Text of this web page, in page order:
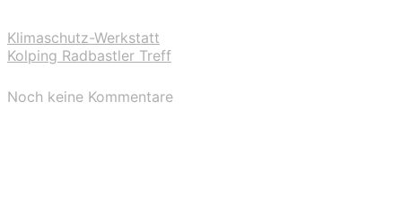
Klimaschutz-Werkstatt
Kolping Radbastler Treff
Noch keine Kommentare